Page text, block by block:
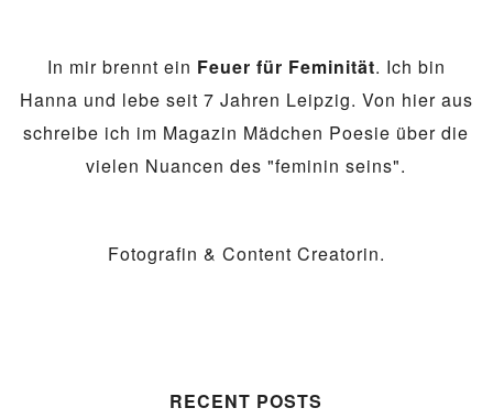
In mir brennt ein Feuer für Feminität. Ich bin
Hanna und lebe seit 7 Jahren Leipzig. Von hier aus
schreibe ich im Magazin Mädchen Poesie über die
vielen Nuancen des "feminin seins".
Fotografin & Content Creatorin.
RECENT POSTS